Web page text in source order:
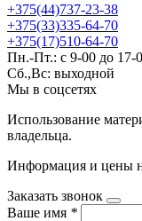
+375(44)737-23-38
+375(33)335-64-70
+375(17)510-64-70
Пн.-Пт.: с 9-00 до 17-
Сб.,Вс: выходной
Мы в соцсетях
Использование
владельца.
Информация и цены
Заказать звонок
Ваше имя *